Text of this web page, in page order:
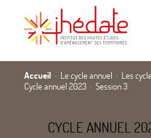
Accueil Le cycle annuel
Les
Cycle annuel 2023
Session 3
CYCLE ANNUEL